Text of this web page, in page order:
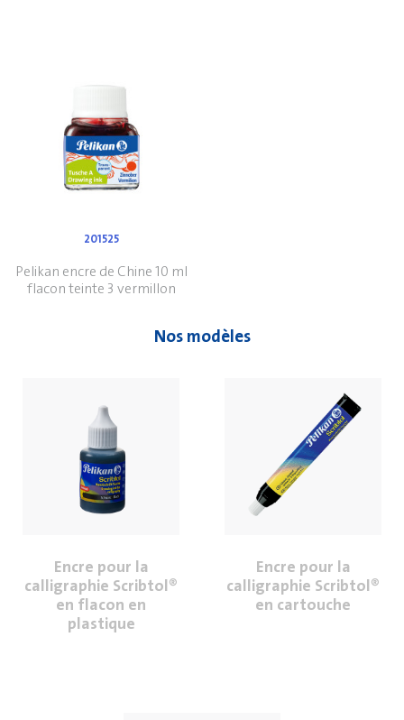
201525
Pelikan encre de Chine 10 ml
flacon teinte 3 vermillon
Nos modèles
Encre pour la
calligraphie Scribtol®
en flacon en
plastique
Encre pour la
calligraphie Scribtol®
en cartouche